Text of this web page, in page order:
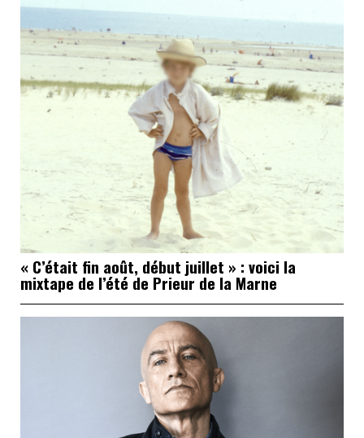
« C’était fin août, début juillet » : voici la
mixtape de l’été de Prieur de la Marne